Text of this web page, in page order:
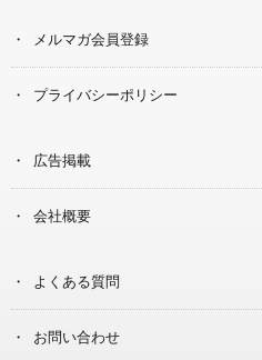
メルマガ会員登録
プライバシーポリシー
広告掲載
会社概要
よくある質問
お問い合わせ